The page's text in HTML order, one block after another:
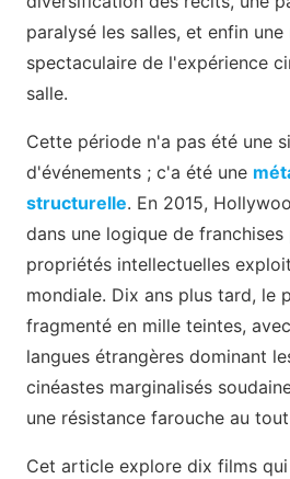
paralysé les salles, et enfin une
spectaculaire de l'expérience
salle.
Cette période n'a pas été une
d'événements ; c'a été une
structurelle. En 2015,
dans une logique de
propriétés intellectuelles
mondiale. Dix ans plus tard, le
fragmenté en mille teintes,
langues étrangères dominant
cinéastes marginalisés
une résistance farouche au
Cet article explore dix films